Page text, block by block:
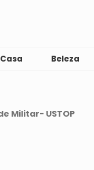
Casa Beleza
Militar- USTOP